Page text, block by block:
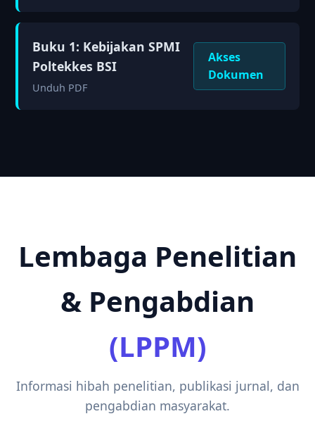
Buku 1: Kebijakan SPMI
Poltekkes BSI
Unduh PDF
Akses
Dokumen
Lembaga Penelitian
& Pengabdian
(LPPM)
Informasi hibah penelitian, publikasi jurnal, dan
pengabdian masyarakat.